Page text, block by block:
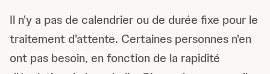
Il n'y a pas de calendrier ou de durée fixe pour le
traitement d'attente. Certaines personnes n'en
ont pas besoin, en fonction de la rapidité